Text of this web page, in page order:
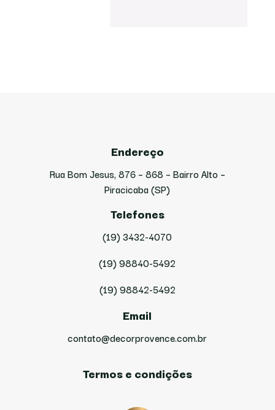
Endereço
Rua Bom Jesus, 876 – 868 – Bairro Alto –
Piracicaba (SP)
Telefones
(19) 3432-4070
(19) 98840-5492
(19) 98842-5492
Email
contato@decorprovence.com.br
Termos e condições